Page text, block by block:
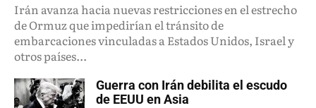
Irán avanza hacia nuevas restricciones en el estrecho
de Ormuz que impedirían el tránsito de
embarcaciones vinculadas a Estados Unidos, Israel y
otros países...
Guerra con Irán debilita el escudo
de EEUU en Asia